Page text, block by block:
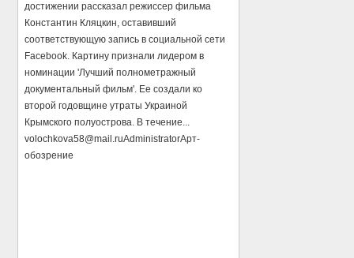
достижении рассказал режиссер фильма
Константин Кляцкин, оставивший
соответствующую запись в социальной сети
Facebook. Картину признали лидером в
номинации 'Лучший полнометражный
документальный фильм'. Ее создали ко
второй годовщине утраты Украиной
Крымского полуострова. В течение...
volochkova58@mail.ruAdministratorАрт-
обозрение